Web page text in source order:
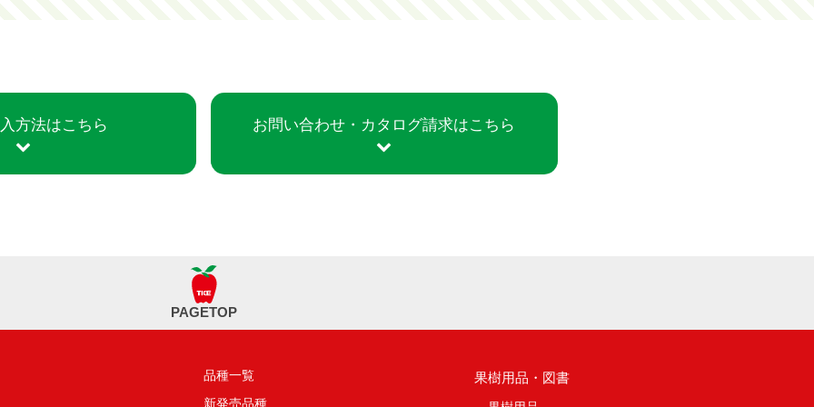
方法はこちら お問い合わせ・ カタログ請求はこちら
PAGETOP
品種一覧
新発売品種
果樹用品・図書